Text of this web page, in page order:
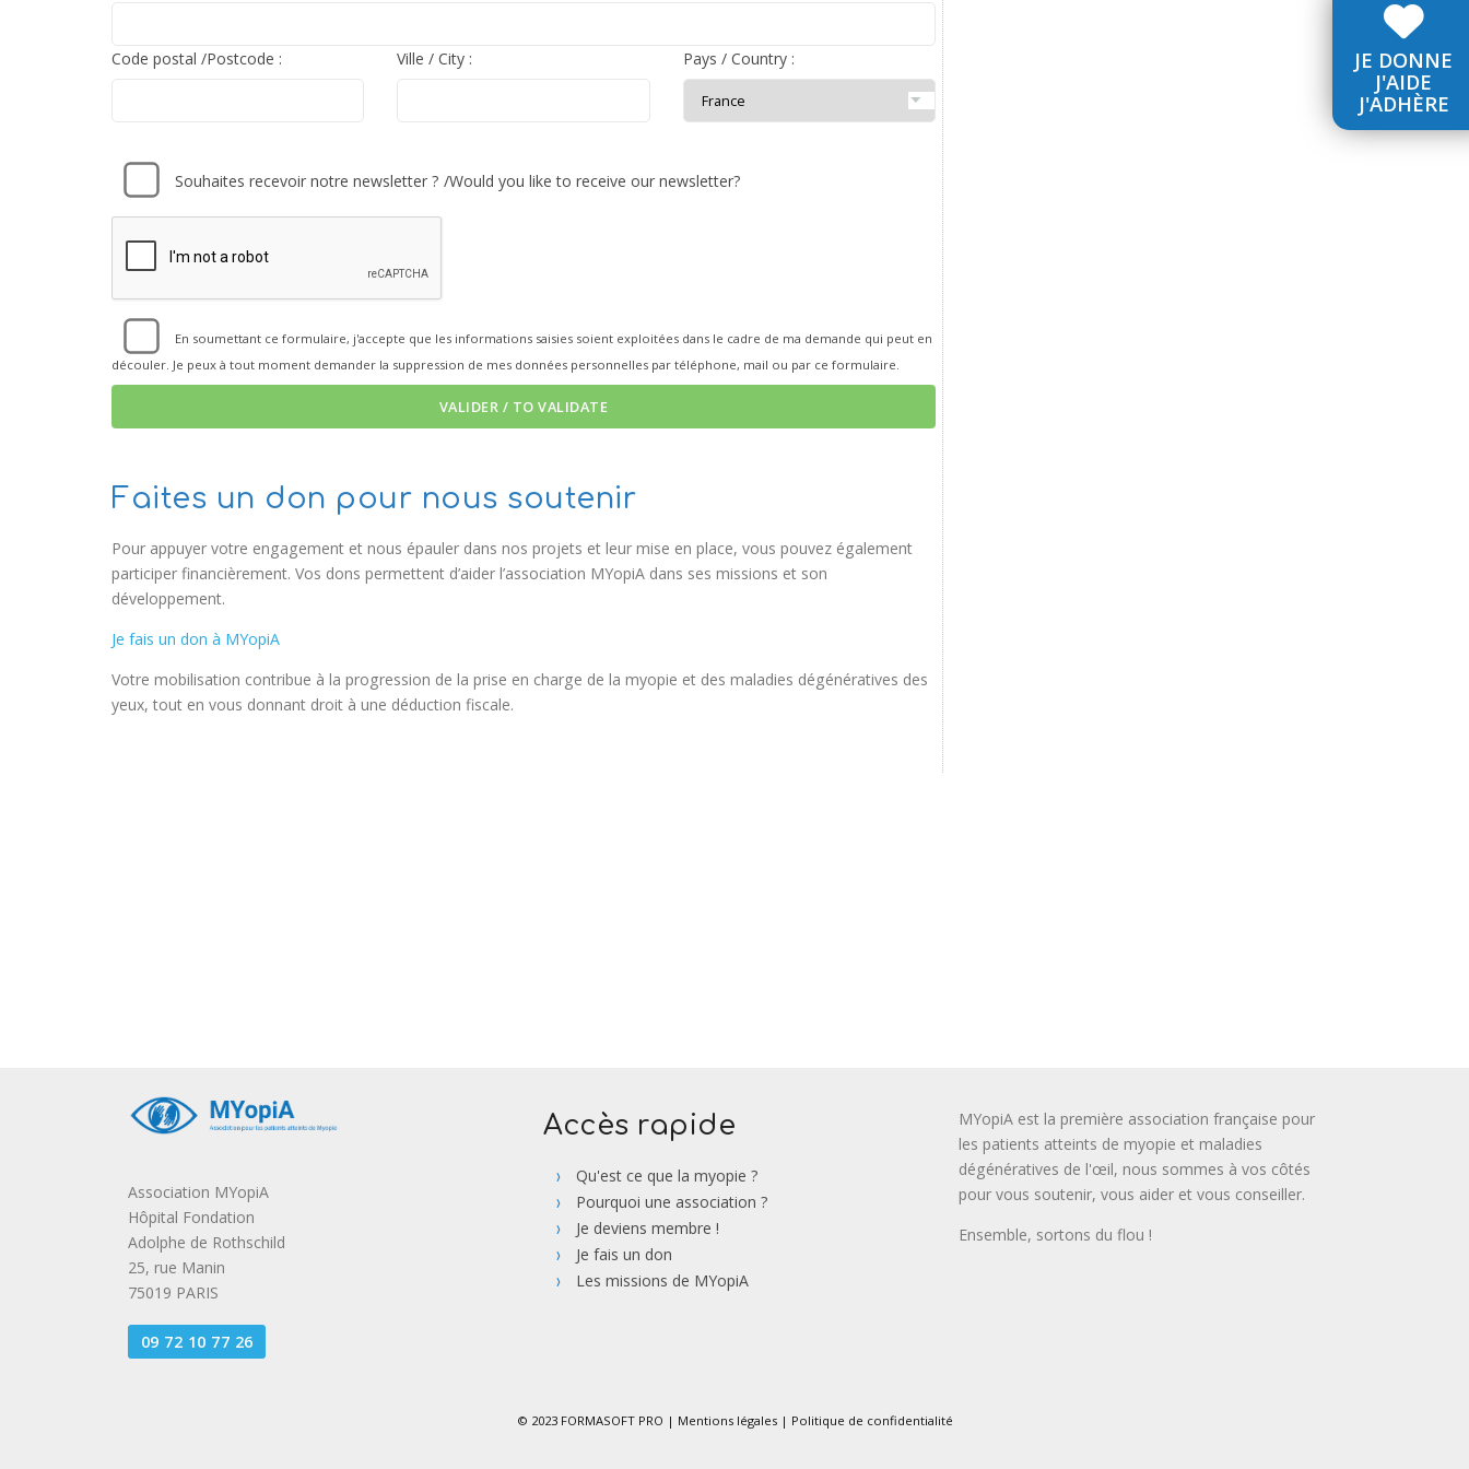
Code postal /Postcode : Ville / City : Pays / Country :
Souhaites recevoir notre newsletter ? /Would you like to receive our newsletter?
En soumettant ce formulaire, j'accepte que les informations saisies soient exploitées dans le cadre de ma demande qui peut en
découler. Je peux à tout moment demander la suppression de mes données personnelles par téléphone, mail ou par ce formulaire.
Faites un don pour nous soutenir
Pour appuyer votre engagement et nous épauler dans nos projets et leur mise en place, vous pouvez également
participer financièrement. Vos dons permettent d’aider l’association MYopiA dans ses missions et son
développement.
Je fais un don à MYopiA
Votre mobilisation contribue à la progression de la prise en charge de la myopie et des maladies dégénératives des
yeux, tout en vous donnant droit à une déduction fiscale.
JE DONNE
J'AIDE
J'ADHÈRE
Association MYopiA
Hôpital Fondation
Adolphe de Rothschild
25, rue Manin
75019 PARIS
09 72 10 77 26
Accès rapide
Qu'est ce que la myopie ?
Pourquoi une association ?
Je deviens membre !
Je fais un don
Les missions de MYopiA
MYopiA est la première association française pour
les patients atteints de myopie et maladies
dégénératives de l'œil, nous sommes à vos côtés
pour vous soutenir, vous aider et vous conseiller.
Ensemble, sortons du flou !
© 2023 FORMASOFT PRO | Mentions légales| Politique de confidentialité